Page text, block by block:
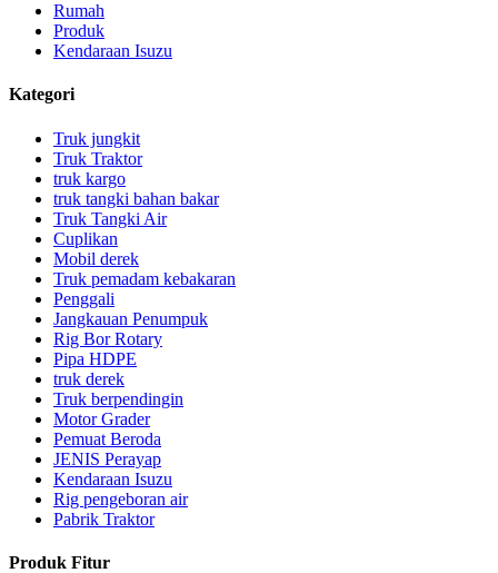
Rumah
Produk
Kendaraan Isuzu
Kategori
Truk jungkit
Truk Traktor
truk kargo
truk tangki bahan bakar
Truk Tangki Air
Cuplikan
Mobil derek
Truk pemadam kebakaran
Penggali
Jangkauan Penumpuk
Rig Bor Rotary
Pipa HDPE
truk derek
Truk berpendingin
Motor Grader
Pemuat Beroda
JENIS Perayap
Kendaraan Isuzu
Rig pengeboran air
Pabrik Traktor
Produk Fitur